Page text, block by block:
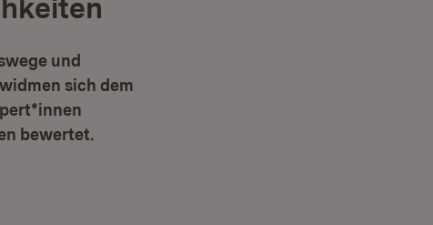
und
sich dem
bewertet.